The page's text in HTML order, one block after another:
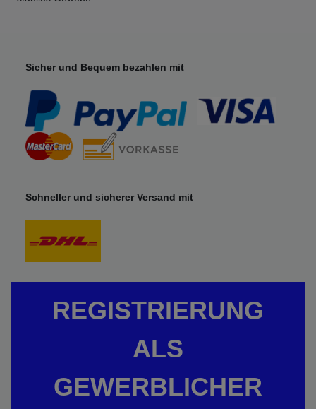
Sicher und Bequem bezahlen mit
Schneller und sicherer Versand mit
REGISTRIERUNG
ALS
GEWERBLICHER